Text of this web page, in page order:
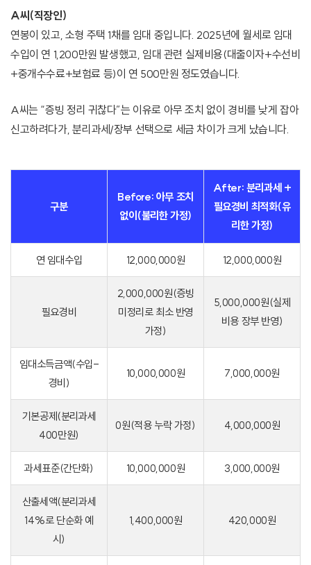
A씨(직장인)
연봉이 있고, 소형 주택 1채를 임대 중입니다. 2025년에 월세로 임대
수입이 연 1,200만원 발생했고, 임대 관련 실제비용(대출이자+수선비
+중개수수료+보험료 등)이 연 500만원 정도였습니다.
A씨는 “증빙 정리 귀찮다”는 이유로 아무 조치 없이 경비를 낮게 잡아
신고하려다가, 분리과세/장부 선택으로 세금 차이가 크게 났습니다.
구분
Before: 아무 조치
없이(불리한 가정)
After: 분리과세 +
필요경비 최적화(유
리한 가정)
연 임대수입 12,000,000원 12,000,000원
필요경비
2,000,000원(증빙
미정리로 최소 반영
가정)
5,000,000원(실제
비용 장부 반영)
임대소득금액(수입-
경비)
10,000,000원 7,000,000원
기본공제(분리과세
400만원)
0원(적용 누락 가정) 4,000,000원
과세표준(간단화) 10,000,000원 3,000,000원
산출세액(분리과세
14%로 단순화 예
시)
1,400,000원 420,000원